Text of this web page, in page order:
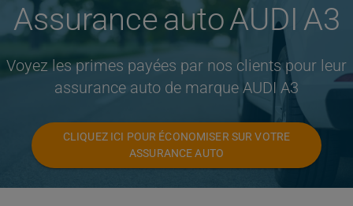
Assurance auto AUDI A3
Voyez les primes payées par nos clients pour leur
assurance auto de marque AUDI A3
CLIQUEZ ICI POUR ÉCONOMISER SUR VOTRE
ASSURANCE AUTO